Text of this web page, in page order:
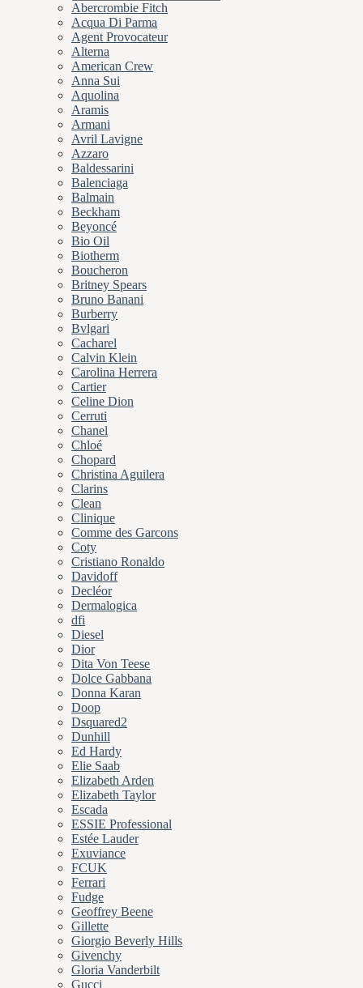
Abercrombie Fitch
Acqua Di Parma
Agent Provocateur
Alterna
American Crew
Anna Sui
Aquolina
Aramis
Armani
Avril Lavigne
Azzaro
Baldessarini
Balenciaga
Balmain
Beckham
Beyoncé
Bio Oil
Biotherm
Boucheron
Britney Spears
Bruno Banani
Burberry
Bvlgari
Cacharel
Calvin Klein
Carolina Herrera
Cartier
Celine Dion
Cerruti
Chanel
Chloé
Chopard
Christina Aguilera
Clarins
Clean
Clinique
Comme des Garcons
Coty
Cristiano Ronaldo
Davidoff
Decléor
Dermalogica
dfi
Diesel
Dior
Dita Von Teese
Dolce Gabbana
Donna Karan
Doop
Dsquared2
Dunhill
Ed Hardy
Elie Saab
Elizabeth Arden
Elizabeth Taylor
Escada
ESSIE Professional
Estée Lauder
Exuviance
FCUK
Ferrari
Fudge
Geoffrey Beene
Gillette
Giorgio Beverly Hills
Givenchy
Gloria Vanderbilt
Gucci